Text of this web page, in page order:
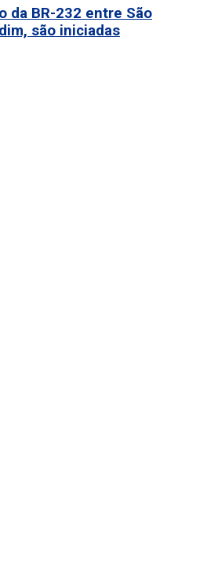
da BR-232 entre São
são iniciadas